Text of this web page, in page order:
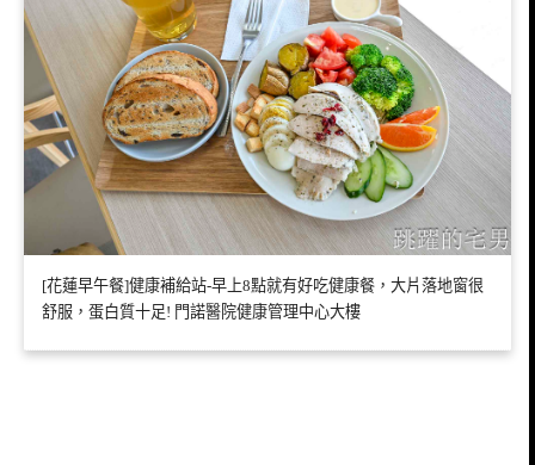
[花蓮早午餐]健康補給站-早上8點就有好吃健康餐，大片落地窗很
舒服，蛋白質十足! 門諾醫院健康管理中心大樓